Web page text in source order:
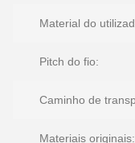
Material do
Pitch do fio:
Caminho de
Materiais originais: